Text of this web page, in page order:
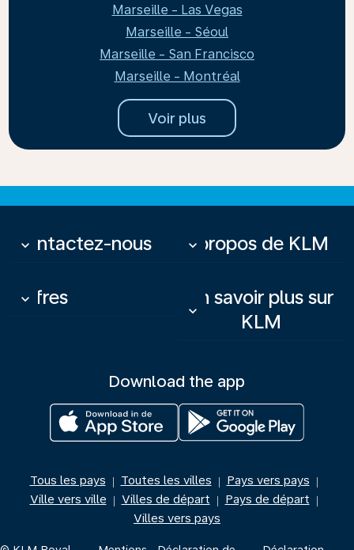
Marseille - Las Vegas
Marseille - Séoul
Marseille - San Francisco
Marseille - Montréal
Voir plus
Contactez-nous
keyboard_arrow_down À propos de KLM
keyboard_arrow_down
Offres
keyboard_arrow_down
En savoir plus sur
KLM
keyboard_arrow_down
Download the app
Tous les pays | Toutes les villes | Pays vers pays |
Ville vers ville | Villes de départ | Pays de départ |
Villes vers pays